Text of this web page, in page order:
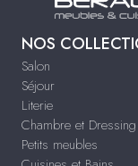
NOS
Salon
Séjour
Literie
Chambre et Dressing
Petits meubles